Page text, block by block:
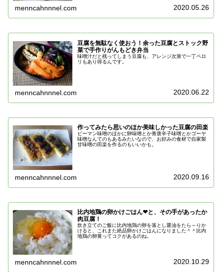
menncahnnnel.com 2020.05.26
豆腐を無駄なく使おう！余った豆腐とストック野
菜で手作りがんもどき弁当
味噌汁だと残ってしまう豆腐も、アレンジ次第で一丁ペロ
リもあり得るんです。
menncahnnnel.com 2020.06.22
作ってみたら思いのほか美味しかった豆腐の田楽
ピーマン味噌のほかに卵味噌とか青唐辛子味噌とかゴーヤ
味噌なんてのもあるみたいなので、お好みの食材で自家製
甘味噌の田楽を作るのもいいかも。
menncahnnnel.com 2020.09.16
比内地鶏の卵かけごはん❤と、その手があったか
肉豆腐！
炊き立てのご飯に比内地鶏の卵を落とし醤油をたら～りか
けると、これまた絶品卵かけごはんになりました＾＾比内
地鶏の卵黄ってコクがあるのね。
menncahnnnel.com 2020.10.29